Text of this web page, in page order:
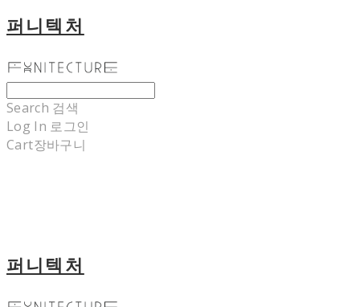
퍼니텍처
Search 검색
Log In 로그인
Cart장바구니
퍼니텍처